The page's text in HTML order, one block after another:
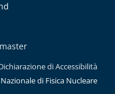
di Accessibilità
di Fisica Nucleare